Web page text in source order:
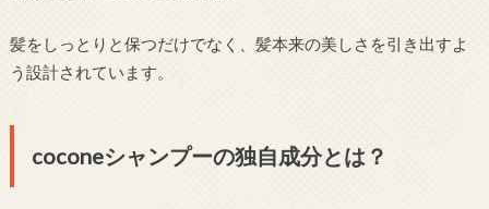
髪をしっとりと保つだけでなく、髪本来の美しさを引き出すよ
う設計されています。
coconeシャンプーの独自成分とは？